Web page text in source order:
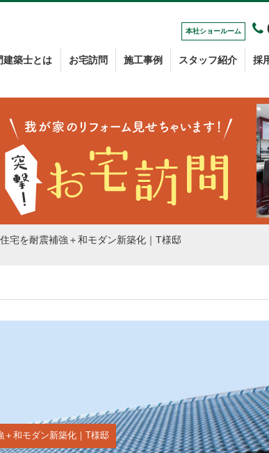
本社ショールーム
建築士とは お宅訪問 施工事例 スタッフ紹介 採
宅を耐震補強＋和モダン新築化｜T様邸
＋和モダン新築化｜T様邸